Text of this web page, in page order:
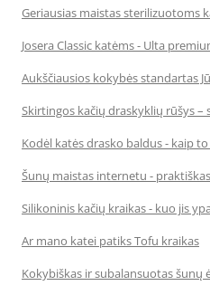
Geriausias maistas sterilizuotoms
Josera Classic katėms - Ulta
Aukščiausios kokybės standartas
Skirtingos kačių draskyklių rūšys
Kodėl katės drasko baldus - kaip
Šunų maistas internetu -
Silikoninis kačių kraikas - kuo jis
Ar mano katei patiks Tofu kraikas
Kokybiškas ir subalansuotas šunų